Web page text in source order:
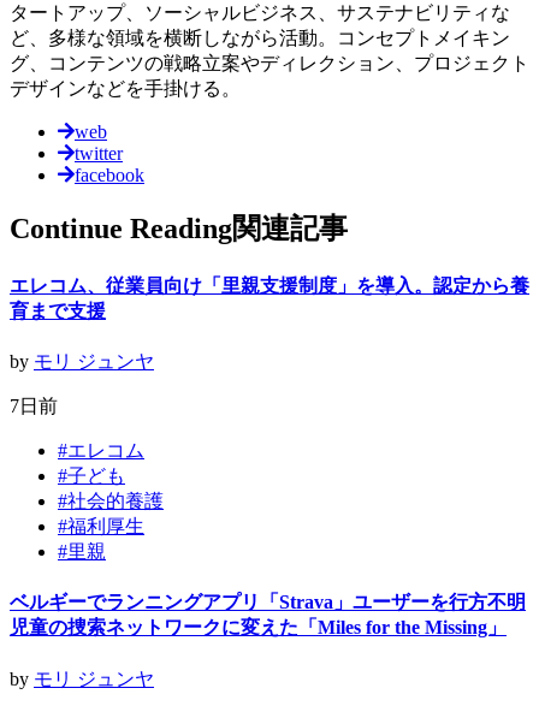
タートアップ、ソーシャルビジネス、サステナビリティな
ど、多様な領域を横断しながら活動。コンセプトメイキン
グ、コンテンツの戦略立案やディレクション、プロジェクト
デザインなどを手掛ける。
web
twitter
facebook
Continue Reading関連記事
エレコム、従業員向け「里親支援制度」を導入。認定から養
育まで支援
by モリ ジュンヤ
7日前
#エレコム
#子ども
#社会的養護
#福利厚生
#里親
ベルギーでランニングアプリ「Strava」ユーザーを行方不明
児童の捜索ネットワークに変えた「Miles for the Missing」
by モリ ジュンヤ